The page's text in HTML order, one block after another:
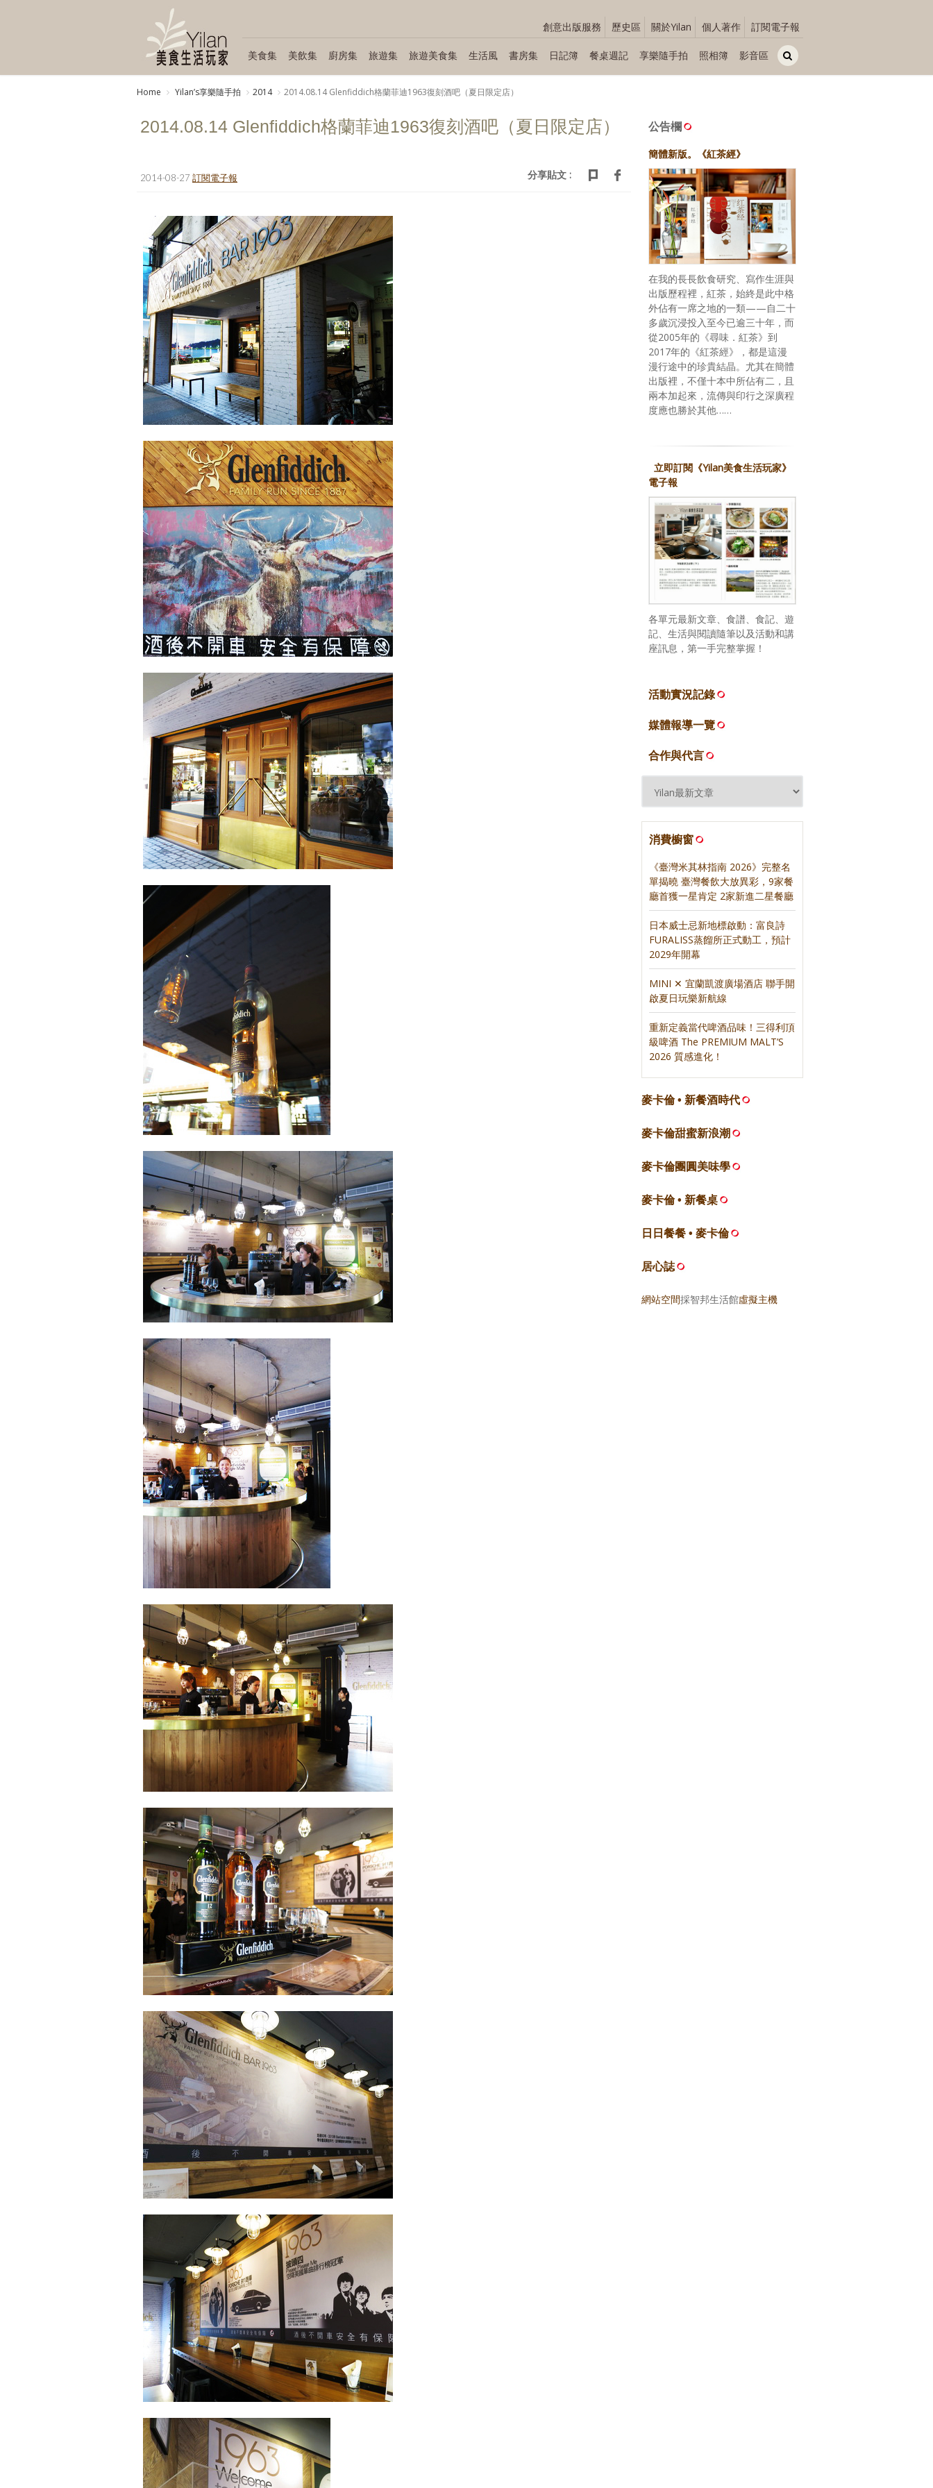
創意出版服務 歷史區 關於Yilan 個人著作 訂閱電子報
美食集 美飲集 廚房集 旅遊集 旅遊美食集 生活風 書房集 日記簿 餐桌週記 享樂隨手拍 照相簿 影音區
Home Yilanʼs享樂隨手拍 2014 2014.08.14 Glenfiddich格蘭菲迪1963復刻酒吧（夏日限定店）
2014.08.14 Glenfiddich格蘭菲迪1963復刻酒吧（夏日限定店）
2014-08-27 訂閱電子報 分享貼文 :
公告欄
簡體新版。《紅茶經》
在我的長長飲食研究、寫作生涯與
出版歷程裡，紅茶，始終是此中格
外佔有一席之地的一類——自二十
多歲沉浸投入至今已逾三十年，而
從2005年的《尋味．紅茶》到
2017年的《紅茶經》，都是這漫
漫行途中的珍貴結晶。尤其在簡體
出版裡，不僅十本中所佔有二，且
兩本加起來，流傳與印行之深廣程
度應也勝於其他……
立即訂閱《Yilan美食生活玩家》
電子報
各單元最新文章、食譜、食記、遊
記、生活與閱讀隨筆以及活動和講
座訊息，第一手完整掌握！
活動實況記錄
媒體報導一覽
合作與代言
消費櫥窗
《臺灣米其林指南 2026》完整名
單揭曉 臺灣餐飲大放異彩，9家餐
廳首獲一星肯定 2家新進二星餐廳
日本威士忌新地標啟動：富良詩
FURALISS蒸餾所正式動工，預計
2029年開幕
MINI ✕ 宜蘭凱渡廣場酒店 聯手開
啟夏日玩樂新航線
重新定義當代啤酒品味！三得利頂
級啤酒 The PREMIUM MALT’S
2026 質感進化！
麥卡倫 • 新餐酒時代
麥卡倫甜蜜新浪潮
麥卡倫團圓美味學
麥卡倫 • 新餐桌
日日餐餐 • 麥卡倫
居心誌
網站空間採智邦生活館虛擬主機